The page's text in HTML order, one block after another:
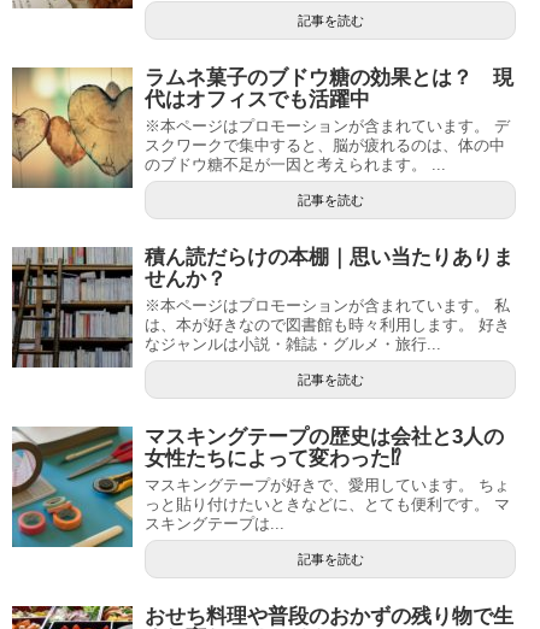
記事を読む
ラムネ菓子のブドウ糖の効果とは？ 現
代はオフィスでも活躍中
※本ページはプロモーションが含まれています。 デ
スクワークで集中すると、脳が疲れるのは、体の中
のブドウ糖不足が一因と考えられます。 ...
記事を読む
積ん読だらけの本棚｜思い当たりありま
せんか？
※本ページはプロモーションが含まれています。 私
は、本が好きなので図書館も時々利用します。 好き
なジャンルは小説・雑誌・グルメ・旅行...
記事を読む
マスキングテープの歴史は会社と3人の
女性たちによって変わった⁉
マスキングテープが好きで、愛用しています。 ちょ
っと貼り付けたいときなどに、とても便利です。 マ
スキングテープは...
記事を読む
おせち料理や普段のおかずの残り物で生